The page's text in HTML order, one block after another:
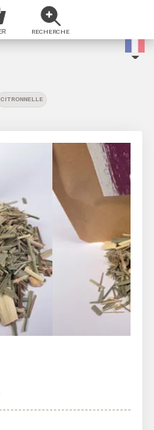
CITRONNELLE